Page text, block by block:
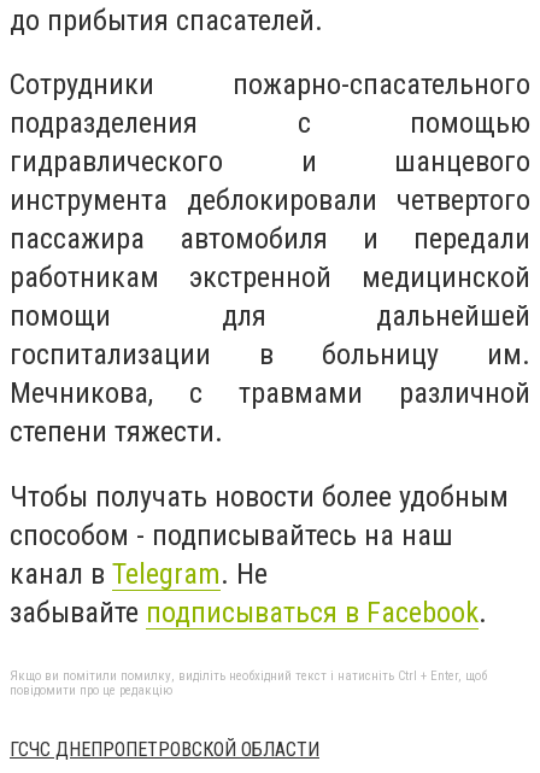
до прибытия спасателей.
Сотрудники пожарно-спасательного
подразделения с помощью
гидравлического и шанцевого
инструмента деблокировали четвертого
пассажира автомобиля и передали
работникам экстренной медицинской
помощи для дальнейшей
госпитализации в больницу им.
Мечникова, с травмами различной
степени тяжести.
Чтобы получать новости более удобным
способом - подписывайтесь на наш
канал в Telegram. Не
забывайте подписываться в Facebook.
Якщо ви помітили помилку, виділіть необхідний текст і натисніть Ctrl + Enter, щоб
повідомити про це редакцію
ГСЧС ДНЕПРОПЕТРОВСКОЙ ОБЛАСТИ